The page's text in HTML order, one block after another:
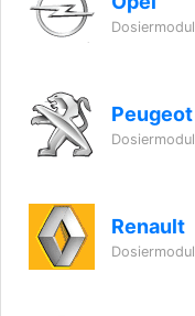
Dosiermodul
Peugeot
Dosiermodul
Renault
Dosiermodul